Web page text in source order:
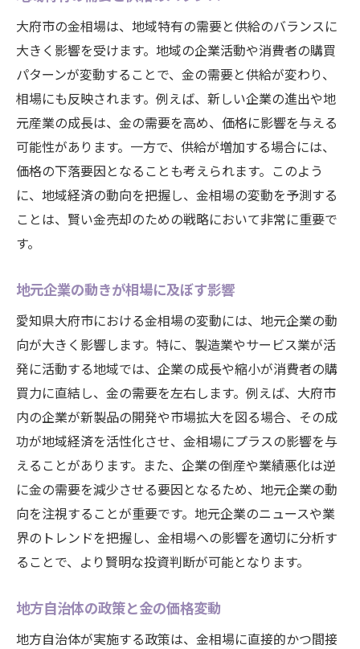
大府市の金相場は、地域特有の需要と供給のバランスに
大きく影響を受けます。地域の企業活動や消費者の購買
パターンが変動することで、金の需要と供給が変わり、
相場にも反映されます。例えば、新しい企業の進出や地
元産業の成長は、金の需要を高め、価格に影響を与える
可能性があります。一方で、供給が増加する場合には、
価格の下落要因となることも考えられます。このよう
に、地域経済の動向を把握し、金相場の変動を予測する
ことは、賢い金売却のための戦略において非常に重要で
す。
地元企業の動きが相場に及ぼす影響
愛知県大府市における金相場の変動には、地元企業の動
向が大きく影響します。特に、製造業やサービス業が活
発に活動する地域では、企業の成長や縮小が消費者の購
買力に直結し、金の需要を左右します。例えば、大府市
内の企業が新製品の開発や市場拡大を図る場合、その成
功が地域経済を活性化させ、金相場にプラスの影響を与
えることがあります。また、企業の倒産や業績悪化は逆
に金の需要を減少させる要因となるため、地元企業の動
向を注視することが重要です。地元企業のニュースや業
界のトレンドを把握し、金相場への影響を適切に分析す
ることで、より賢明な投資判断が可能となります。
地方自治体の政策と金の価格変動
地方自治体が実施する政策は、金相場に直接的かつ間接